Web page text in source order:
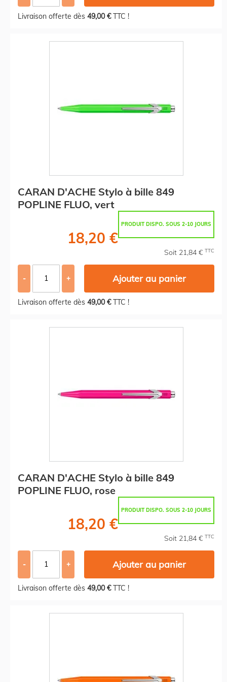
Livraison offerte dès 49,00 €TTC !
CARAN D'ACHE Stylo à bille 849
POPLINE FLUO, vert
PRODUIT DISPO. SOUS 2-10 JOURS
18,20 €
Soit 21,84 € TTC
- + Ajouter au panier
Livraison offerte dès 49,00 €TTC !
CARAN D'ACHE Stylo à bille 849
POPLINE FLUO, rose
PRODUIT DISPO. SOUS 2-10 JOURS
18,20 €
Soit 21,84 € TTC
- + Ajouter au panier
Livraison offerte dès 49,00 €TTC !